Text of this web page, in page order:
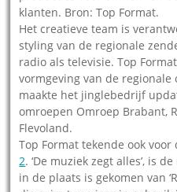
klanten. Bron: Top Format.
Het creatieve team is
styling van de regionale
radio als televisie. Top
vormgeving van de regionale
maakte het jinglebedrijf
omroepen Omroep Brabant,
Flevoland.
Top Format tekende ook
2. ‘De muziek zegt alles’, is
in de plaats is gekomen van